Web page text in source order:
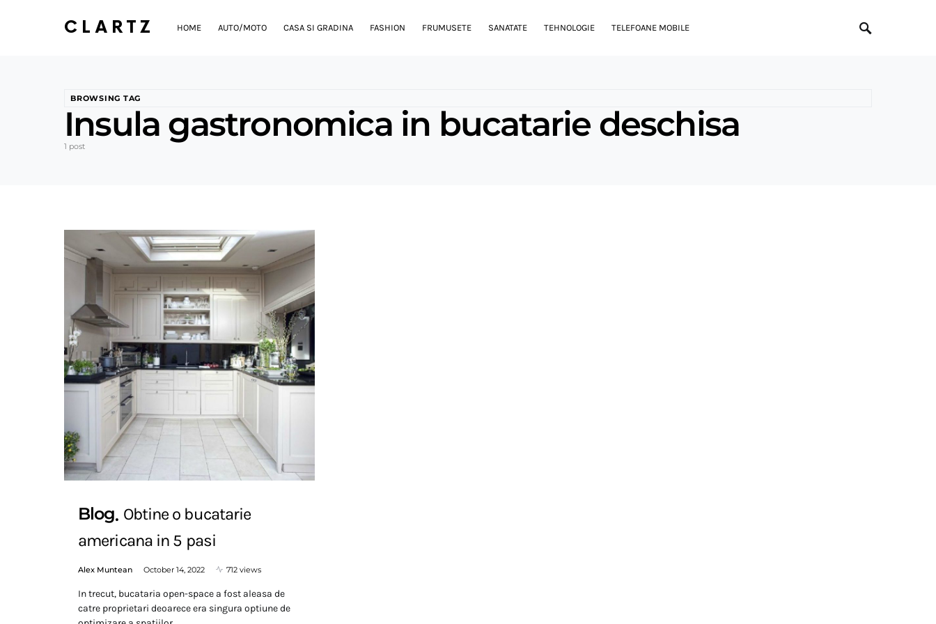
CLARTZ HOME AUTO/MOTO CASA SI GRADINA FASHION FRUMUSETE SANATATE TEHNOLOGIE TELEFOANE MOBILE
BROWSING TAG
Insula gastronomica in bucatarie deschisa
1 post
Blog Obtine o bucatarie
americana in 5 pasi
Alex Muntean October 14, 2022 712 views
In trecut, bucataria open-space a fost aleasa de
catre proprietari deoarece era singura optiune de